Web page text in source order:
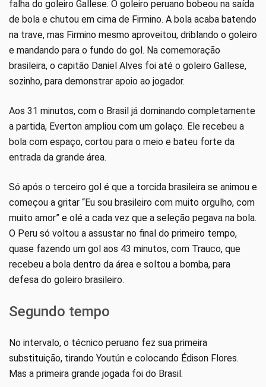
falha do goleiro Gallese. O goleiro peruano bobeou na saída
de bola e chutou em cima de Firmino. A bola acaba batendo
na trave, mas Firmino mesmo aproveitou, driblando o goleiro
e mandando para o fundo do gol. Na comemoração
brasileira, o capitão Daniel Alves foi até o goleiro Gallese,
sozinho, para demonstrar apoio ao jogador.
Aos 31 minutos, com o Brasil já dominando completamente
a partida, Everton ampliou com um golaço. Ele recebeu a
bola com espaço, cortou para o meio e bateu forte da
entrada da grande área.
Só após o terceiro gol é que a torcida brasileira se animou e
começou a gritar “Eu sou brasileiro com muito orgulho, com
muito amor” e olé a cada vez que a seleção pegava na bola.
O Peru só voltou a assustar no final do primeiro tempo,
quase fazendo um gol aos 43 minutos, com Trauco, que
recebeu a bola dentro da área e soltou a bomba, para
defesa do goleiro brasileiro.
Segundo tempo
No intervalo, o técnico peruano fez sua primeira
substituição, tirando Youtún e colocando Édison Flores.
Mas a primeira grande jogada foi do Brasil.